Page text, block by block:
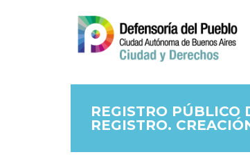
REGISTRO PÚBLICO
REGISTRO.